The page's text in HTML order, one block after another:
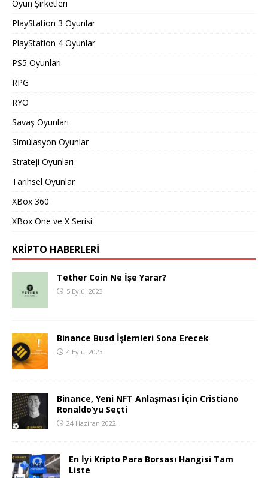
Oyun Şirketleri
PlayStation 3 Oyunlar
PlayStation 4 Oyunlar
PS5 Oyunları
RPG
RYO
Savaş Oyunları
Simülasyon Oyunlar
Strateji Oyunları
Tarihsel Oyunlar
XBox 360
XBox One ve X Serisi
KRIPTO HABERLERI
Tether Coin Ne İşe Yarar?
5 Eylül 2023
Binance Busd İşlemleri Sona Erecek
4 Eylül 2023
Binance, Yeni NFT Anlaşması İçin Cristiano
Ronaldo’yu Seçti
24 Haziran 2022
En İyi Kripto Para Borsası Hangisi Tam
Liste